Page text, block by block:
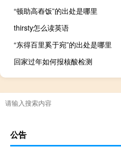
“顿助高舂饭”的出处是哪里
thirsty怎么读英语
“东得百里奚于宛”的出处是哪里
回家过年如何报核酸检测
公告